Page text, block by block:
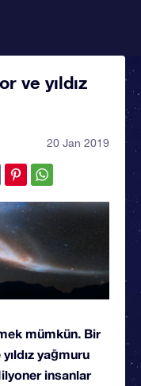
ve yıldız
20 Jan 2019
mümkün. Bir
yağmuru
insanlar